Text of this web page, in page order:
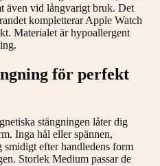
även vid långvarigt bruk. Det
kompletterar Apple Watch
Materialet är hypoallergent
för perfekt
stängningen låter dig
Inga hål eller spännen,
smidigt efter handledens form
Storlek Medium passar de